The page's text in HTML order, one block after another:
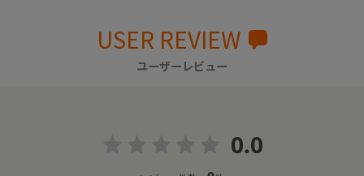
USER REVIEW
ユーザーレビュー
0.0